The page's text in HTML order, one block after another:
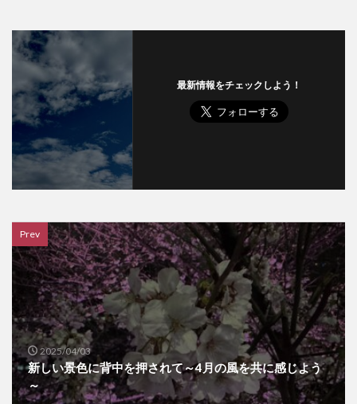
最新情報をチェックしよう！
Prev
2025/04/03
新しい景色に背中を押されて～4月の風を共に感じよう
～